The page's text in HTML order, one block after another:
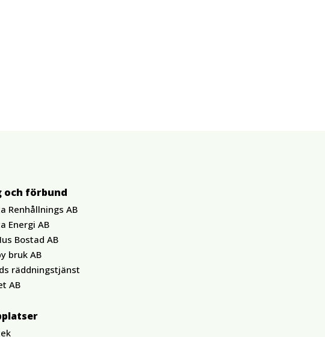
och förbund
Renhållnings AB
Energi AB
Bostad AB
bruk AB
räddningstjänst
AB